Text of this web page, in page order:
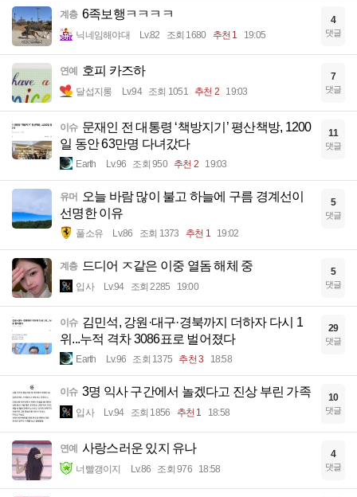
계층 6족보행ㅋㅋㅋㅋ
닉네임해야대 Lv.82 조회 1680 추천 1 19:05
4
댓글
연예 호피 카즈하
달섭지롱 Lv.94 조회 1051 추천 2 19:03
7
댓글
이슈 문재인 전 대통령 ‘책방지기’ 평산책방, 1200
일 동안 63만명 다녀갔다
Earth Lv.96 조회 950 추천 2 19:03
11
댓글
유머
오늘 바람 많이 불고 하늘에 구름 경계선이
선명한 이유
풀소유 Lv.86 조회 1373 추천 1 19:02
5
댓글
계층 드디어 ㅈ같은 이중 열돔 해체 중
입사 Lv.94 조회 2285 19:00
5
댓글
이슈 김민석, 강원·대구·경북까지 더하자 다시 1
위...누적 격차 3086표로 벌어졌다
Earth Lv.96 조회 1375 추천 3 18:58
29
댓글
이슈 3명 익사 구간에서 놀겠다고 진상 부린 가족
입사 Lv.94 조회 1856 추천 1 18:58
10
댓글
연예 사랑스러운 있지 유나
너빨갱이지 Lv.86 조회 976 18:58
4
댓글